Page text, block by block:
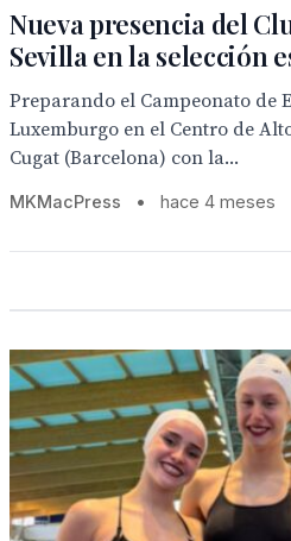
Nueva presencia del
Sevilla en la selección
Preparando el Campeonato de
Luxemburgo en el Centro de
Cugat (Barcelona) con la...
MKMacPress • hace 4 meses